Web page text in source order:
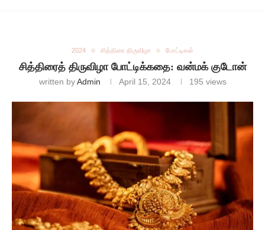
2024 சித்திரை திருவிழா போட்டிகள்
சித்திரைத் திருவிழா போட்டிக்கதை: வன்மக் குடோன்
written byAdmin April 15, 2024 195 views